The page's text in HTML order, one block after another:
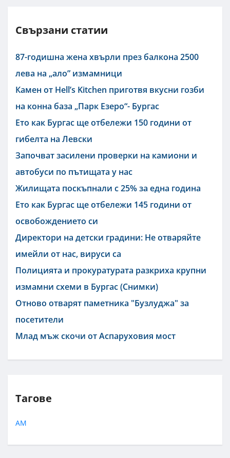
Свързани статии
87-годишна жена хвърли през балкона 2500
лева на „ало” измамници
Камен от Hell’s Kitchen приготвя вкусни гозби
на конна база „Парк Езеро“- Бургас
Ето как Бургас ще отбележи 150 години от
гибелта на Левски
Започват засилени проверки на камиони и
автобуси по пътищата у нас
Жилищата поскъпнали с 25% за една година
Ето как Бургас ще отбележи 145 години от
освобождението си
Директори на детски градини: Не отваряйте
имейли от нас, вируси са
Полицията и прокуратурата разкриха крупни
измамни схеми в Бургас (Снимки)
Отново отварят паметника "Бузлуджа" за
посетители
Млад мъж скочи от Аспаруховия мост
Тагове
АМ